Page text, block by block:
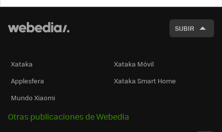
SUBIR
Xataka
Xataka Móvil
Applesfera
Xataka Smart Home
Mundo Xiaomi
Otras publicaciones de Webedia